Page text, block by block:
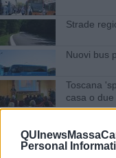
Personal
Strade
​Nuovi bus
Toscana
casa o due